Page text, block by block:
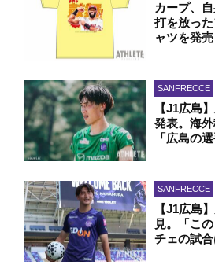
カープ、
打を放っ
ャツを発
SANFRECCE
【J1広島
発表。海外
「広島の
SANFRECCE
【J1広島
見。「こ
チェの試